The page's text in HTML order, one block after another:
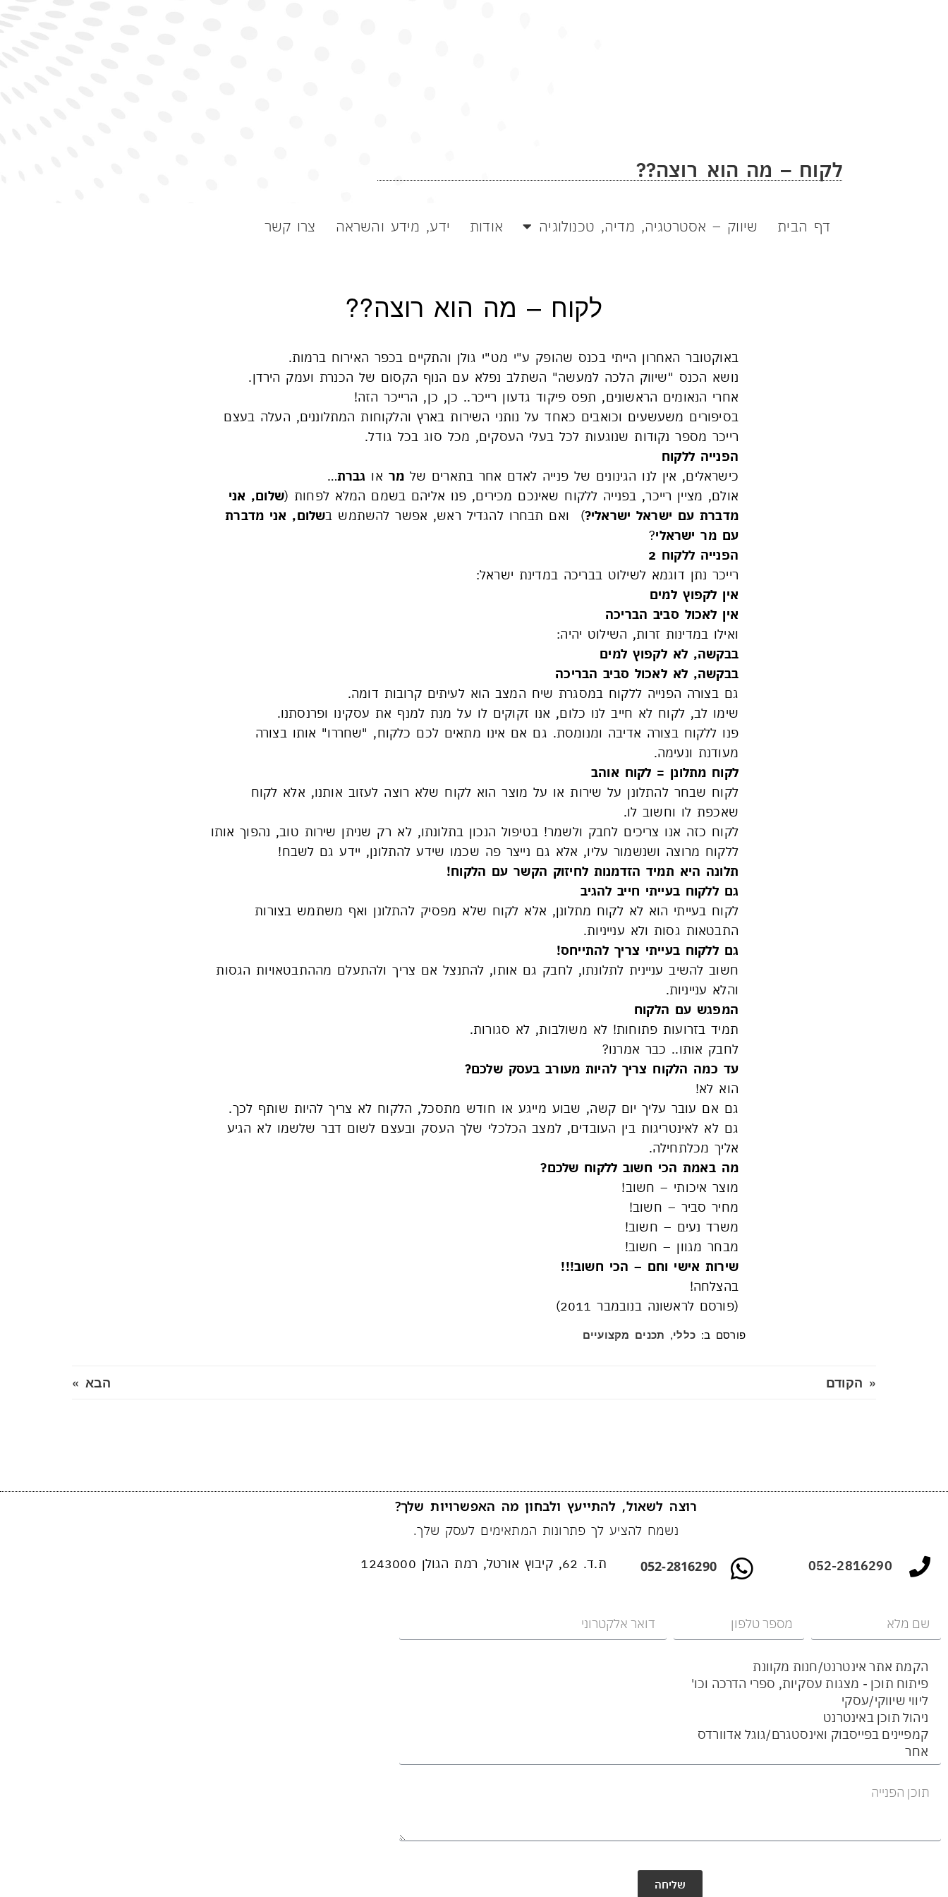
לקוח – מה הוא רוצה??
דף הבית שיווק – אסטרטגיה, מדיה, טכנולוגיה אודות ידע, מידע והשראה צרו קשר
לקוח – מה הוא רוצה??
באוקטובר האחרון הייתי בכנס שהופק ע"י מט"י גולן והתקיים בכפר האירוח ברמות.
נושא הכנס "שיווק הלכה למעשה" השתלב נפלא עם הנוף הקסום של הכנרת ועמק הירדן.
אחרי הנאומים הראשונים, תפס פיקוד גדעון רייכר.. כן, כן, הרייכר הזה!
בסיפורים משעשעים וכואבים כאחד על נותני השירות בארץ והלקוחות המתלוננים, העלה בעצם
רייכר מספר נקודות שנוגעות לכל בעלי העסקים, מכל סוג בכל גודל.
הפנייה ללקוח
כישראלים, אין לנו הגינונים של פנייה לאדם אחר בתארים של מר או גברת…
אולם, מציין רייכר, בפנייה ללקוח שאינכם מכירים, פנו אליהם בשמם המלא לפחות (שלום, אני
מדברת עם ישראל ישראלי?) ואם תבחרו להגדיל ראש, אפשר להשתמש בשלום, אני מדברת
עם מר ישראלי?
הפנייה ללקוח 2
רייכר נתן דוגמא לשילוט בבריכה במדינת ישראל:
אין לקפוץ למים
אין לאכול סביב הבריכה
ואילו במדינות זרות, השילוט יהיה:
בבקשה, לא לקפוץ למים
בבקשה, לא לאכול סביב הבריכה
גם בצורה הפנייה ללקוח במסגרת שיח המצב הוא לעיתים קרובות דומה.
שימו לב, לקוח לא חייב לנו כלום, אנו זקוקים לו על מנת למנף את עסקינו ופרנסתנו.
פנו ללקוח בצורה אדיבה ומנומסת. גם אם אינו מתאים לכם כלקוח, "שחררו" אותו בצורה
מעודנת ונעימה.
לקוח מתלונן = לקוח אוהב
לקוח שבחר להתלונן על שירות או על מוצר הוא לקוח שלא רוצה לעזוב אותנו, אלא לקוח
שאכפת לו וחשוב לו.
לקוח כזה אנו צריכים לחבק ולשמר! בטיפול הנכון בתלונתו, לא רק שניתן שירות טוב, נהפוך אותו
ללקוח מרוצה ושנשמור עליו, אלא גם נייצר פה שכמו שידע להתלונן, יידע גם לשבח!
תלונה היא תמיד הזדמנות לחיזוק הקשר עם הלקוח!
גם ללקוח בעייתי חייב להגיב
לקוח בעייתי הוא לא לקוח מתלונן, אלא לקוח שלא מפסיק להתלונן ואף משתמש בצורות
התבטאות גסות ולא ענייניות.
גם ללקוח בעייתי צריך להתייחס!
חשוב להשיב עניינית לתלונתו, לחבק גם אותו, להתנצל אם צריך ולהתעלם מההתבטאויות הגסות
והלא ענייניות.
המפגש עם הלקוח
תמיד בזרועות פתוחות! לא משולבות, לא סגורות.
לחבק אותו.. כבר אמרנו?
עד כמה הלקוח צריך להיות מעורב בעסק שלכם?
הוא לא!
גם אם עובר עליך יום קשה, שבוע מייגע או חודש מתסכל, הלקוח לא צריך להיות שותף לכך.
גם לא לאינטריגות בין העובדים, למצב הכלכלי שלך העסק ובעצם לשום דבר שלשמו לא הגיע
אליך מכלתחילה.
מה באמת הכי חשוב ללקוח שלכם?
מוצר איכותי – חשוב!
מחיר סביר – חשוב!
משרד נעים – חשוב!
מבחר מגוון – חשוב!
שירות אישי וחם – הכי חשוב!!!
בהצלחה!
(פורסם לראשונה בנובמבר 2011)
פורסם ב: כללי, תכנים מקצועיים
« הקודם הבא »
רוצה לשאול, להתייעץ ולבחון מה האפשרויות שלך?
נשמח להציע לך פתרונות המתאימים לעסק שלך.
052-2816290
052-2816290 ת.ד. 62, קיבוץ אורטל, רמת הגולן 1243000
שליחה